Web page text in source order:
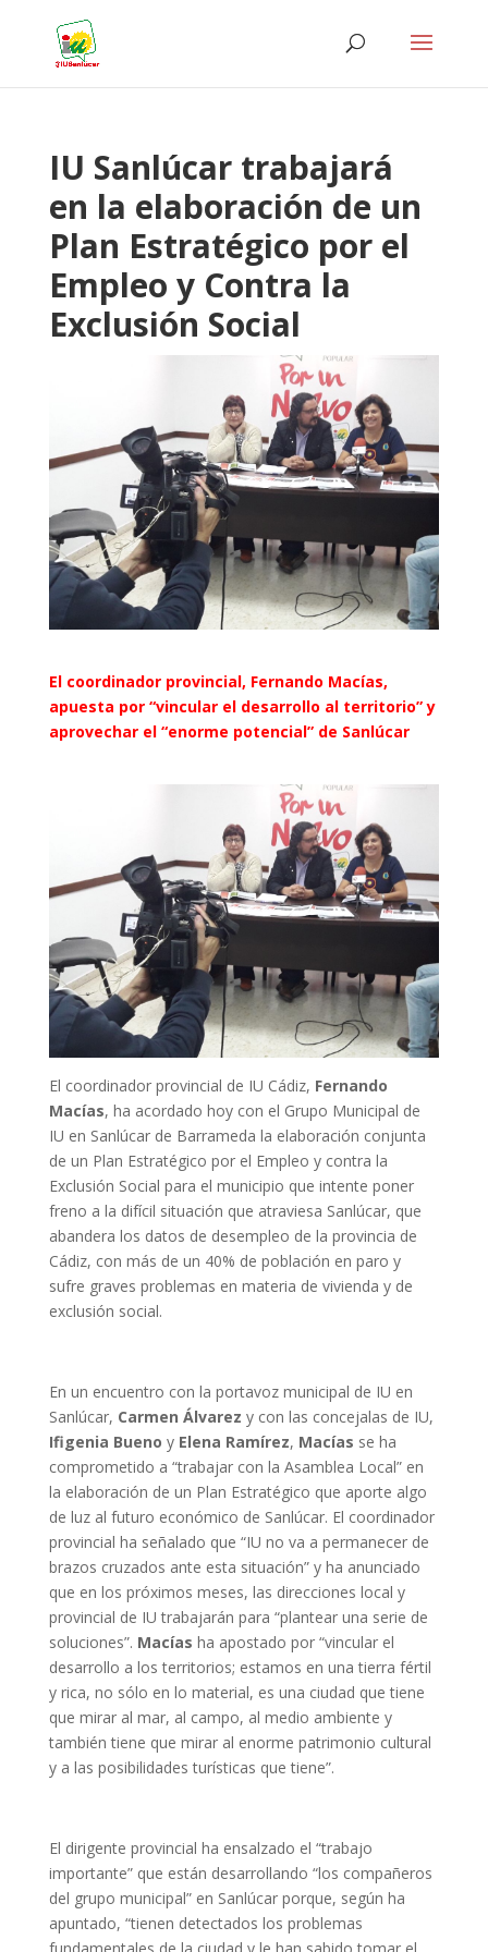
IU Sanlúcar trabajará
en la elaboración de un
Plan Estratégico por el
Empleo y Contra la
Exclusión Social
El coordinador provincial, Fernando Macías,
apuesta por “vincular el desarrollo al territorio” y
aprovechar el “enorme potencial” de Sanlúcar
El coordinador provincial de IU Cádiz, Fernando
Macías, ha acordado hoy con el Grupo Municipal de
IU en Sanlúcar de Barrameda la elaboración conjunta
de un Plan Estratégico por el Empleo y contra la
Exclusión Social para el municipio que intente poner
freno a la difícil situación que atraviesa Sanlúcar, que
abandera los datos de desempleo de la provincia de
Cádiz, con más de un 40% de población en paro y
sufre graves problemas en materia de vivienda y de
exclusión social.
En un encuentro con la portavoz municipal de IU en
Sanlúcar, Carmen Álvarez y con las concejalas de IU,
Ifigenia Bueno yElena Ramírez, Macías se ha
comprometido a “trabajar con la Asamblea Local” en
la elaboración de un Plan Estratégico que aporte algo
de luz al futuro económico de Sanlúcar. El coordinador
provincial ha señalado que “IU no va a permanecer de
brazos cruzados ante esta situación” y ha anunciado
que en los próximos meses, las direcciones local y
provincial de IU trabajarán para “plantear una serie de
soluciones”. Macías ha apostado por “vincular el
desarrollo a los territorios; estamos en una tierra fértil
y rica, no sólo en lo material, es una ciudad que tiene
que mirar al mar, al campo, al medio ambiente y
también tiene que mirar al enorme patrimonio cultural
y a las posibilidades turísticas que tiene”.
El dirigente provincial ha ensalzado el “trabajo
importante” que están desarrollando “los compañeros
del grupo municipal” en Sanlúcar porque, según ha
apuntado, “tienen detectados los problemas